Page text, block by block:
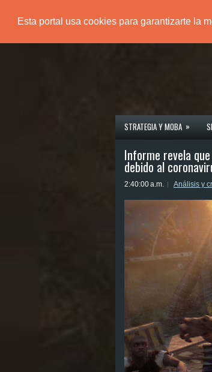
Esta portal usa cookies para garantizarte la
PÁGINA PRINCIPAL
STRATEGIA Y MOBA »
Informe revela
debido al
2:40:00 a.m. Análisis y